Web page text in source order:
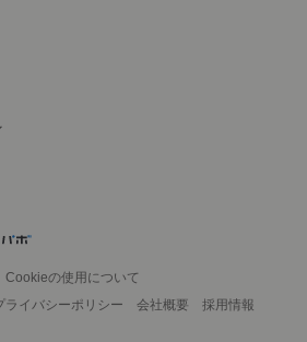
Cookieの使用について
ライバシーポリシー 会社概要
採用情報